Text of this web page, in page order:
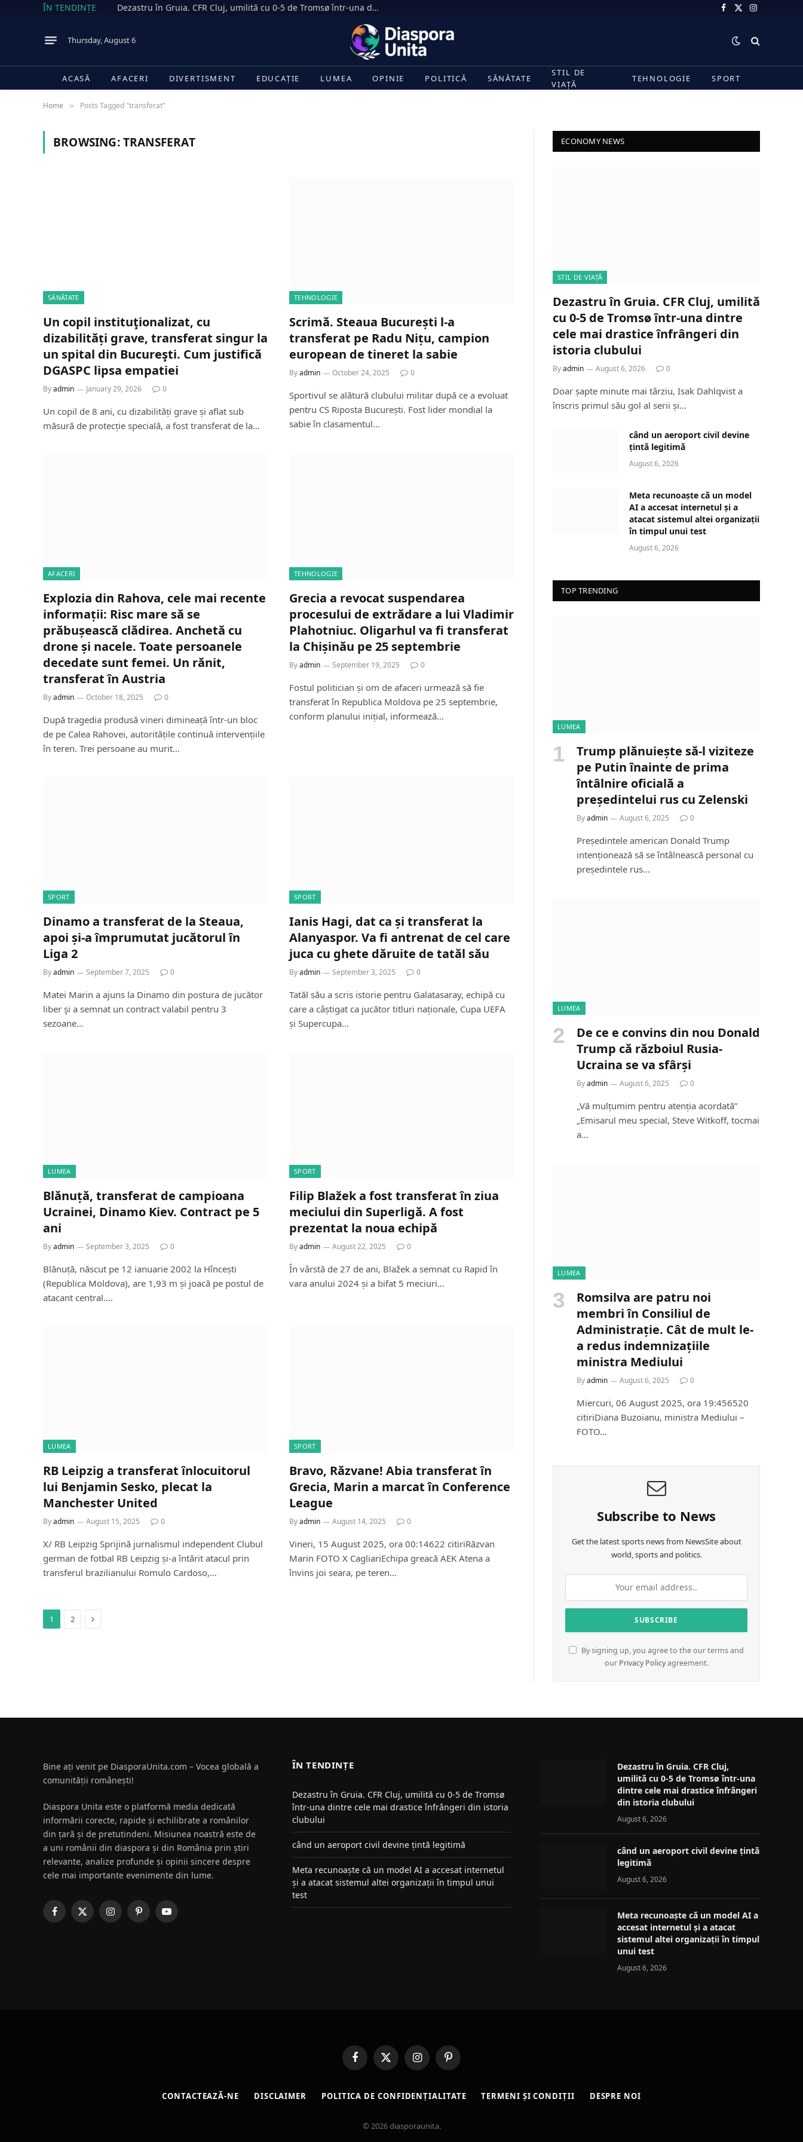
ÎN TENDINȚE Dezastru în Gruia. CFR Cluj, umilită cu 0-5 de Tromsø într-una dintre cele mai drastice înfrângeri din istoria clubului Facebook
X
Instagram
Thursday, August 6
ACASĂ AFACERI DIVERTISMENT EDUCAȚIE LUMEA OPINIE POLITICĂ SĂNĂTATE
STIL DE
VIAȚĂ
TEHNOLOGIE SPORT
Home » Posts Tagged "transferat"
BROWSING:TRANSFERAT
SĂNĂTATE
Un copil instituţionalizat, cu
dizabilități grave, transferat singur la
un spital din Bucureşti. Cum justifică
DGASPC lipsa empatiei
Byadmin January 29, 2026 0
Un copil de 8 ani, cu dizabilități grave și aflat sub
măsură de protecție specială, a fost transferat de la…
TEHNOLOGIE
Scrimă. Steaua București l-a
transferat pe Radu Nițu, campion
european de tineret la sabie
Byadmin October 24, 2025 0
Sportivul se alătură clubului militar după ce a evoluat
pentru CS Riposta București. Fost lider mondial la
sabie în clasamentul…
AFACERI
Explozia din Rahova, cele mai recente
informații: Risc mare să se
prăbușească clădirea. Anchetă cu
drone și nacele. Toate persoanele
decedate sunt femei. Un rănit,
transferat în Austria
Byadmin October 18, 2025 0
După tragedia produsă vineri dimineață într-un bloc
de pe Calea Rahovei, autoritățile continuă intervențiile
în teren. Trei persoane au murit…
TEHNOLOGIE
Grecia a revocat suspendarea
procesului de extrădare a lui Vladimir
Plahotniuc. Oligarhul va fi transferat
la Chișinău pe 25 septembrie
Byadmin September 19, 2025 0
Fostul politician și om de afaceri urmează să fie
transferat în Republica Moldova pe 25 septembrie,
conform planului inițial, informează…
SPORT
Dinamo a transferat de la Steaua,
apoi și-a împrumutat jucătorul în
Liga 2
Byadmin September 7, 2025 0
Matei Marin a ajuns la Dinamo din postura de jucător
liber şi a semnat un contract valabil pentru 3
sezoane…
SPORT
Ianis Hagi, dat ca și transferat la
Alanyaspor. Va fi antrenat de cel care
juca cu ghete dăruite de tatăl său
Byadmin September 3, 2025 0
Tatăl său a scris istorie pentru Galatasaray, echipă cu
care a câștigat ca jucător titluri naționale, Cupa UEFA
și Supercupa…
LUMEA
Blănuță, transferat de campioana
Ucrainei, Dinamo Kiev. Contract pe 5
ani
Byadmin September 3, 2025 0
Blănuță, născut pe 12 ianuarie 2002 la Hîncești
(Republica Moldova), are 1,93 m și joacă pe postul de
atacant central.…
SPORT
Filip Blažek a fost transferat în ziua
meciului din Superligă. A fost
prezentat la noua echipă
Byadmin August 22, 2025 0
În vârstă de 27 de ani, Blažek a semnat cu Rapid în
vara anului 2024 și a bifat 5 meciuri…
LUMEA
RB Leipzig a transferat înlocuitorul
lui Benjamin Sesko, plecat la
Manchester United
Byadmin August 15, 2025 0
X/ RB Leipzig Sprijină jurnalismul independent Clubul
german de fotbal RB Leipzig și-a întărit atacul prin
transferul brazilianului Romulo Cardoso,…
SPORT
Bravo, Răzvane! Abia transferat în
Grecia, Marin a marcat în Conference
League
Byadmin August 14, 2025 0
Vineri, 15 August 2025, ora 00:14622 citiriRăzvan
Marin FOTO X CagliariEchipa greacă AEK Atena a
învins joi seara, pe teren…
1 2 Next
ECONOMY NEWS
STIL DE VIAȚĂ
Dezastru în Gruia. CFR Cluj, umilită
cu 0-5 de Tromsø într-una dintre
cele mai drastice înfrângeri din
istoria clubului
Byadmin August 6, 2026 0
Doar șapte minute mai târziu, Isak Dahlqvist a
înscris primul său gol al serii și…
când un aeroport civil devine
țintă legitimă
August 6, 2026
Meta recunoaște că un model
AI a accesat internetul și a
atacat sistemul altei organizații
în timpul unui test
August 6, 2026
TOP TRENDING
LUMEA
Trump plănuiește să-l viziteze
pe Putin înainte de prima
întâlnire oficială a
președintelui rus cu Zelenski
Byadmin August 6, 2025 0
Președintele american Donald Trump
intenționează să se întâlnească personal cu
președintele rus…
LUMEA
De ce e convins din nou Donald
Trump că războiul Rusia-
Ucraina se va sfârși
Byadmin August 6, 2025 0
„Vă mulțumim pentru atenția acordată”
„Emisarul meu special, Steve Witkoff, tocmai
a…
LUMEA
Romsilva are patru noi
membri în Consiliul de
Administrație. Cât de mult le-
a redus indemnizațiile
ministra Mediului
Byadmin August 6, 2025 0
Miercuri, 06 August 2025, ora 19:456520
citiriDiana Buzoianu, ministra Mediului –
FOTO…
Subscribe to News
Get the latest sports news from NewsSite about
world, sports and politics.
By signing up, you agree to the our terms and
our Privacy Policyagreement.
Bine ați venit pe DiasporaUnita.com – Vocea globală a
comunității românești!
Diaspora Unita este o platformă media dedicată
informării corecte, rapide și echilibrate a românilor
din țară și de pretutindeni. Misiunea noastră este de
a uni românii din diaspora și din România prin știri
relevante, analize profunde și opinii sincere despre
cele mai importante evenimente din lume.
Facebook
X
InstagramPinterestYouTube
ÎN TENDINȚE
Dezastru în Gruia. CFR Cluj, umilită cu 0-5 de Tromsø
într-una dintre cele mai drastice înfrângeri din istoria
clubului
când un aeroport civil devine țintă legitimă
Meta recunoaște că un model AI a accesat internetul
și a atacat sistemul altei organizații în timpul unui
test
Dezastru în Gruia. CFR Cluj,
umilită cu 0-5 de Tromsø într-una
dintre cele mai drastice înfrângeri
din istoria clubului
August 6, 2026
când un aeroport civil devine țintă
legitimă
August 6, 2026
Meta recunoaște că un model AI a
accesat internetul și a atacat
sistemul altei organizații în timpul
unui test
August 6, 2026
FacebookX
(Twitter)
InstagramPinterest
CONTACTEAZĂ-NE DISCLAIMER POLITICA DE CONFIDENȚIALITATE TERMENI ȘI CONDIȚII DESPRE NOI
© 2026 diasporaunita.